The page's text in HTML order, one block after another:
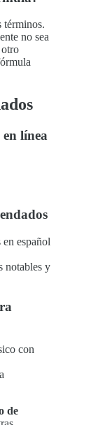
términos.
no sea
línea
español
notables y
con
de